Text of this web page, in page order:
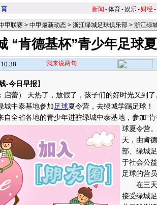
新闻 -体育-娱乐- 财经-
甲联赛 > 中甲最新动态 > 浙江绿城足球俱乐部 > 浙江绿
“肯德基杯”青少年足球
我来说两句
-今日早报】
蕾） 天热了，放假了，孩子们的好时光又到了
城中泰基地参加足球夏令营，去绿城学踢足球！
省各地的青少年进驻绿城中泰基地，参加“肯
球夏令营。
天，由肯
部、绿城
于社会公
足球的营
在三天
接受绿城